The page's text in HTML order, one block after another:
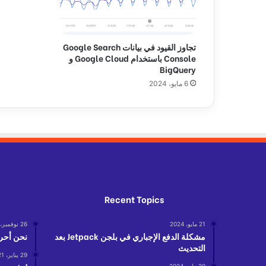
ص
ح
ة
ا
ل
ئ
ا
ر
ك
تجاوز القيود في بيانات Google Search
Console باستخدام Google Cloud و
BigQuery
6 مايو، 2024
Recent Topics
21 مايو، 2024
مشكلة الدفع الإجباري في بلجن Jetpack بعد
التحديث
26 نوفمبر، 2021
نحن
29 يناير، 2021